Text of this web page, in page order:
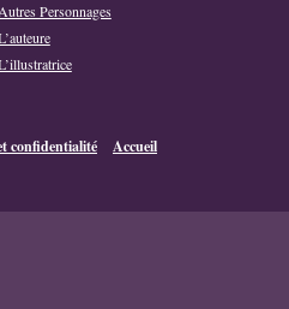
Autres Personnages
confidentialité Accueil